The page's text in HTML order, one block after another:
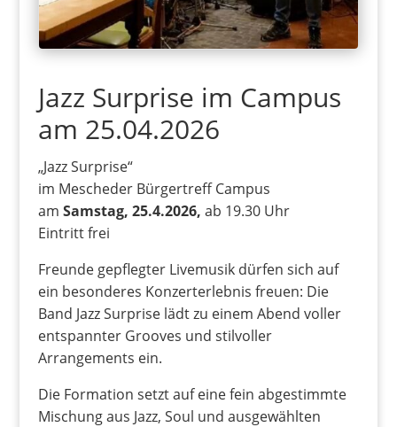
Jazz Surprise im Campus
am 25.04.2026
„Jazz Surprise“
im Mescheder Bürgertreff Campus
am Samstag, 25.4.2026, ab 19.30 Uhr
Eintritt frei
Freunde gepflegter Livemusik dürfen sich auf
ein besonderes Konzerterlebnis freuen: Die
Band Jazz Surprise lädt zu einem Abend voller
entspannter Grooves und stilvoller
Arrangements ein.
Die Formation setzt auf eine fein abgestimmte
Mischung aus Jazz, Soul und ausgewählten